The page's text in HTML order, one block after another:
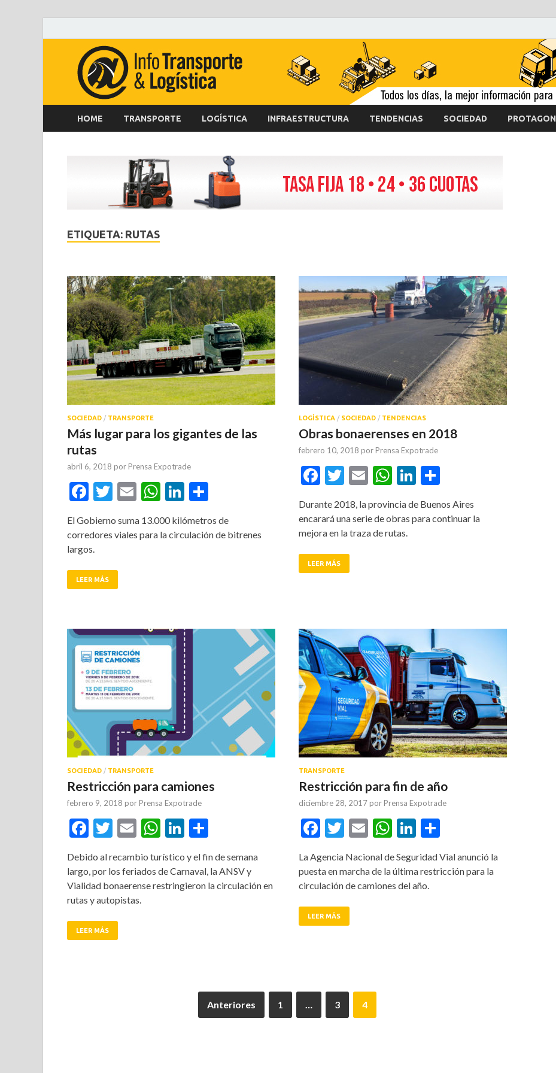
HOME TRANSPORTE LOGÍSTICA INFRAESTRUCTURA TENDENCIAS SOCIEDAD
ETIQUETA: RUTAS
SOCIEDAD / TRANSPORTE
Más lugar para los gigantes de las
rutas
abril 6, 2018 por Prensa Expotrade
Facebook
Twitter
EmailWhatsApp
LinkedIn
El Gobierno suma 13.000 kilómetros de
corredores viales para la circulación de bitrenes
largos.
LEER MÁS
LOGÍSTICA / SOCIEDAD / TENDENCIAS
Obras bonaerenses en 2018
febrero 10, 2018 por Prensa Expotrade
Facebook
Twitter
EmailWhatsApp
LinkedIn
Durante 2018, la provincia de Buenos Aires
encarará una serie de obras para continuar la
mejora en la traza de rutas.
LEER MÁS
SOCIEDAD / TRANSPORTE
Restricción para camiones
febrero 9, 2018 por Prensa Expotrade
Facebook
Twitter
EmailWhatsApp
LinkedIn
Debido al recambio turístico y el fin de semana
largo, por los feriados de Carnaval, la ANSV y
Vialidad bonaerense restringieron la circulación en
rutas y autopistas.
LEER MÁS
TRANSPORTE
Restricción para fin de año
diciembre 28, 2017 por Prensa Expotrade
Facebook
Twitter
EmailWhatsApp
LinkedIn
La Agencia Nacional de Seguridad Vial anunció la
puesta en marcha de la última restricción para la
circulación de camiones del año.
LEER MÁS
Anteriores 1 3 4